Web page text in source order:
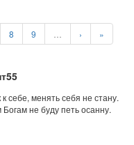
8 9 › »
себе, менять себя не стану.
не буду петь осанну.